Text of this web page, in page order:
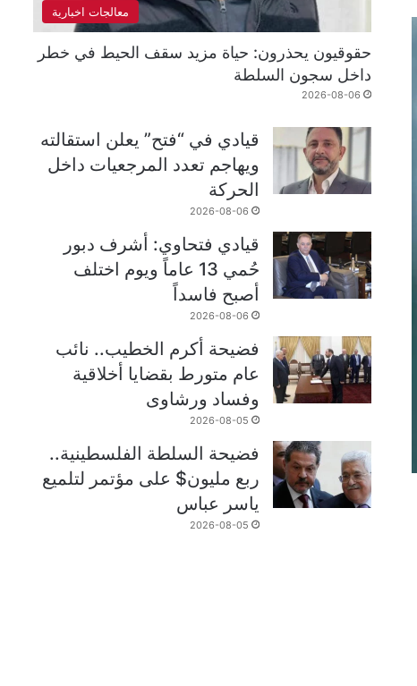
معالجات اخبارية
حقوقيون يحذرون: حياة مزيد سقف الحيط في خطر
داخل سجون السلطة
2026-08-06
قيادي في “فتح” يعلن استقالته
ويهاجم تعدد المرجعيات داخل
الحركة
2026-08-06
قيادي فتحاوي: أشرف دبور
حُمي 13 عاماً ويوم اختلف
أصبح فاسداً
2026-08-06
فضيحة أكرم الخطيب.. نائب
عام متورط بقضايا أخلاقية
وفساد ورشاوى
2026-08-05
فضيحة السلطة الفلسطينية..
ربع مليون$ على مؤتمر لتلميع
ياسر عباس
2026-08-05